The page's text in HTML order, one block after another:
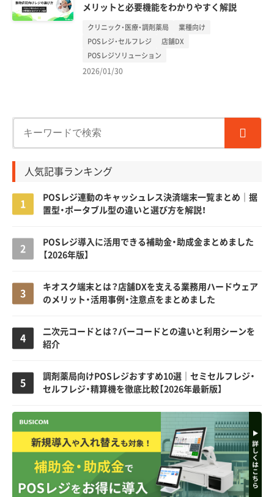
メリットと必要機能をわかりやすく解説
クリニック・医療・調剤薬局 業種向け
POSレジ・セルフレジ 店舗DX
POSレジソリューション
2026/01/30
人気記事ランキング
POSレジ連動のキャッシュレス決済端末一覧まとめ｜据
置型・ポータブル型の違いと選び方を解説！
POSレジ導入に活用できる補助金・助成金まとめました
【2026年版】
キオスク端末とは？店舗DXを支える業務用ハードウェア
のメリット・活用事例・注意点をまとめました
二次元コードとは？バーコードとの違いと利用シーンを
紹介
調剤薬局向けPOSレジおすすめ10選｜セミセルフレジ・
セルフレジ・精算機を徹底比較【2026年最新版】